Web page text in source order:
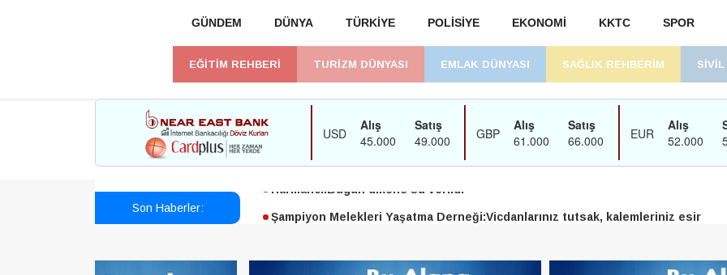
GÜNDEM DÜNYA TÜRKIYE POLISIYE EKONOMI KKTC SPOR
EĞİTİM REHBERİ TURİZM DÜNYASI EMLAK DÜNYASI SAĞLIK REHBERİM
Son Haberler:
Esendağlı:Adıyaman’daki süreç sona erdi, hukuk mücadelesi sürecek
Şampiyon Melekleri Yaşatma Derneği:Vicdanlarınız tutsak, kalemleriniz esir